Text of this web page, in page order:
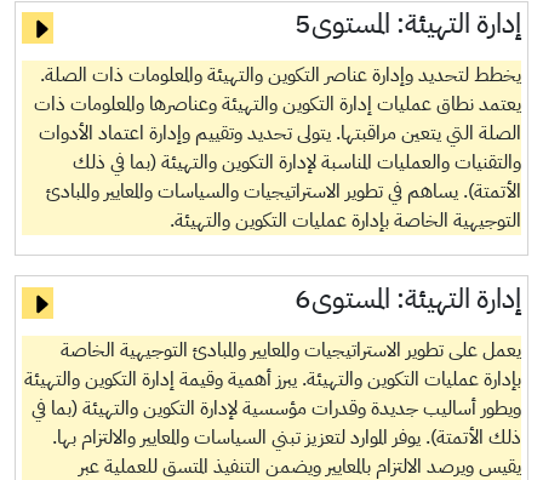
إدارة التهيئة: المستوى5
يخطط لتحديد وإدارة عناصر التكوين والتهيئة والمعلومات ذات الصلة.
يعتمد نطاق عمليات إدارة التكوين والتهيئة وعناصرها والمعلومات ذات
الصلة التي يتعين مراقبتها. يتولى تحديد وتقييم وإدارة اعتماد الأدوات
والتقنيات والعمليات المناسبة لإدارة التكوين والتهيئة (بما في ذلك
الأتمتة). يساهم في تطوير الاستراتيجيات والسياسات والمعايير والمبادئ
التوجيهية الخاصة بإدارة عمليات التكوين والتهيئة.
إدارة التهيئة: المستوى6
يعمل على تطوير الاستراتيجيات والمعايير والمبادئ التوجيهية الخاصة
بإدارة عمليات التكوين والتهيئة. يبرز أهمية وقيمة إدارة التكوين والتهيئة
ويطور أساليب جديدة وقدرات مؤسسية لإدارة التكوين والتهيئة (بما في
ذلك الأتمتة). يوفر الموارد لتعزيز تبني السياسات والمعايير والالتزام بها.
يقيس ويرصد الالتزام بالمعايير ويضمن التنفيذ المتسق للعملية عبر